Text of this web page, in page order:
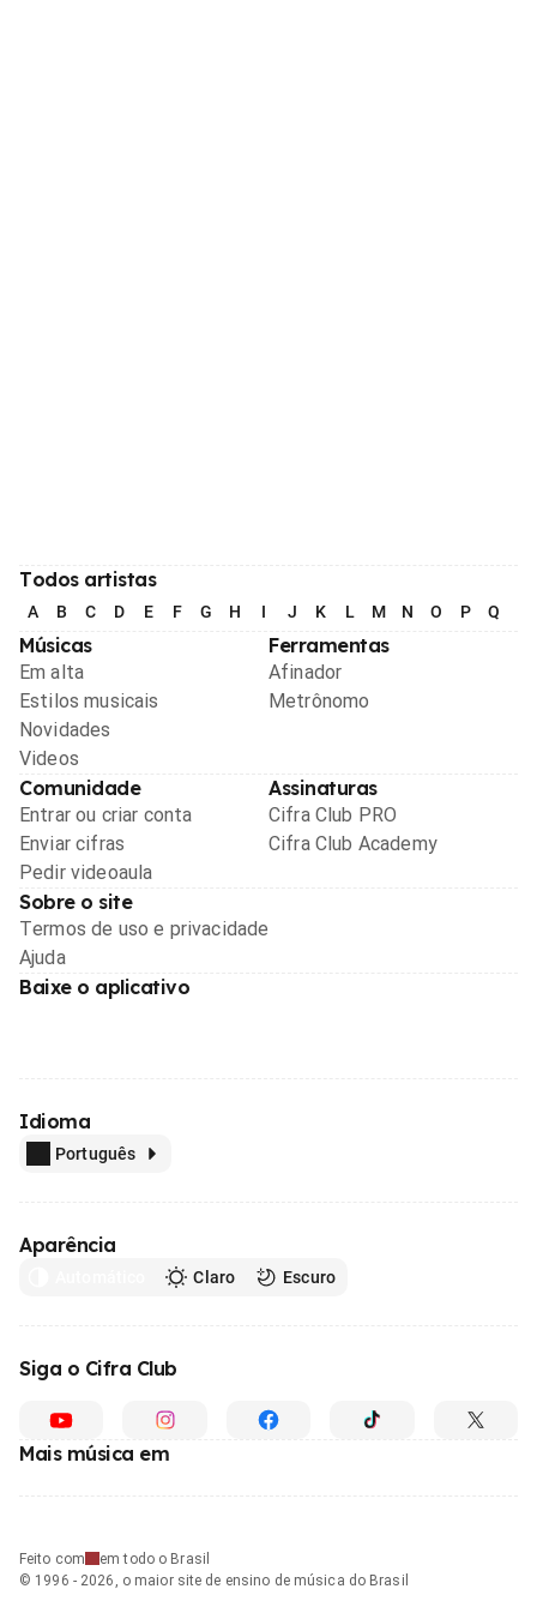
Todos artistas
A B C D E F G H I J K L M N O P Q
Músicas
Em alta
Estilos musicais
Novidades
Videos
Ferramentas
Afinador
Metrônomo
Comunidade
Entrar ou criar conta
Enviar cifras
Pedir videoaula
Assinaturas
Cifra Club PRO
Cifra Club Academy
Sobre o site
Termos de uso e privacidade
Ajuda
Baixe o aplicativo
Idioma
Português
Aparência
Claro Escuro
Siga o Cifra Club
Mais música em
Feito com
em todo o Brasil
© 1996 - 2026, o maior site de ensino de música do Brasil